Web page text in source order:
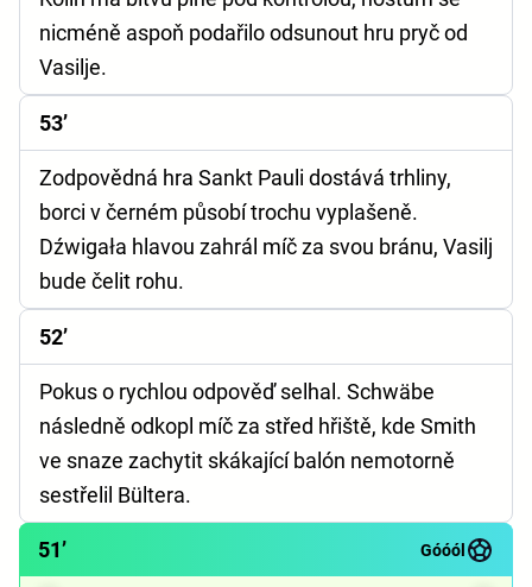
nicméně aspoň podařilo odsunout hru pryč od
Vasilje.
53’
Zodpovědná hra Sankt Pauli dostává trhliny,
borci v černém působí trochu vyplašeně.
Dźwigała hlavou zahrál míč za svou bránu, Vasilj
bude čelit rohu.
52’
Pokus o rychlou odpověď selhal. Schwäbe
následně odkopl míč za střed hřiště, kde Smith
ve snaze zachytit skákající balón nemotorně
sestřelil Bültera.
51’ Góóól